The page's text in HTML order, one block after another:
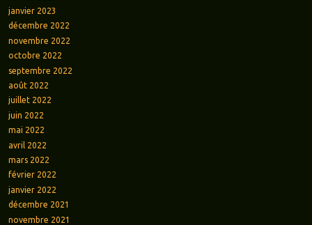
janvier 2023
décembre 2022
novembre 2022
octobre 2022
septembre 2022
août 2022
juillet 2022
juin 2022
mai 2022
avril 2022
mars 2022
février 2022
janvier 2022
décembre 2021
novembre 2021